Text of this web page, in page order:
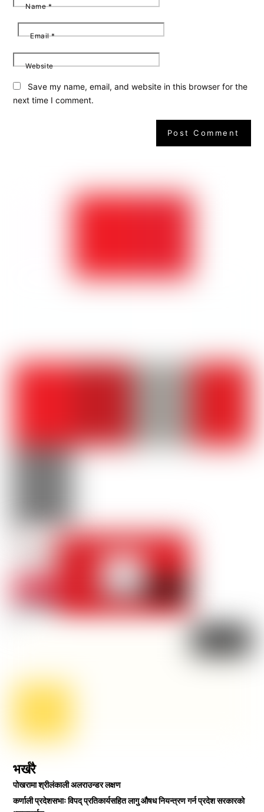
Name*
Email*
Website
Save my name, email, and website in this browser for the
next time I comment.
भर्खरै
पोखरामा श्रीलंकाली अलराउन्डर लक्षण
कर्णाली प्रदेशसभाः विपद् प्रतिकार्यसहित लागु औषध नियन्त्रण गर्न प्रदेश सरकारको